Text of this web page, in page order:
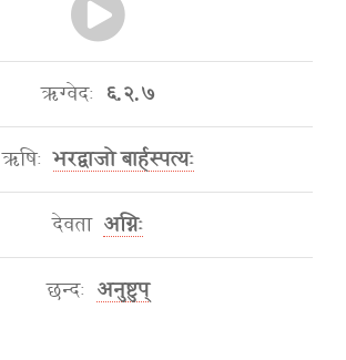
ऋग्वेदः ६.२.७
ऋषिः भरद्वाजो बार्हस्पत्यः
देवता अग्निः
छन्दः अनुष्टुप्